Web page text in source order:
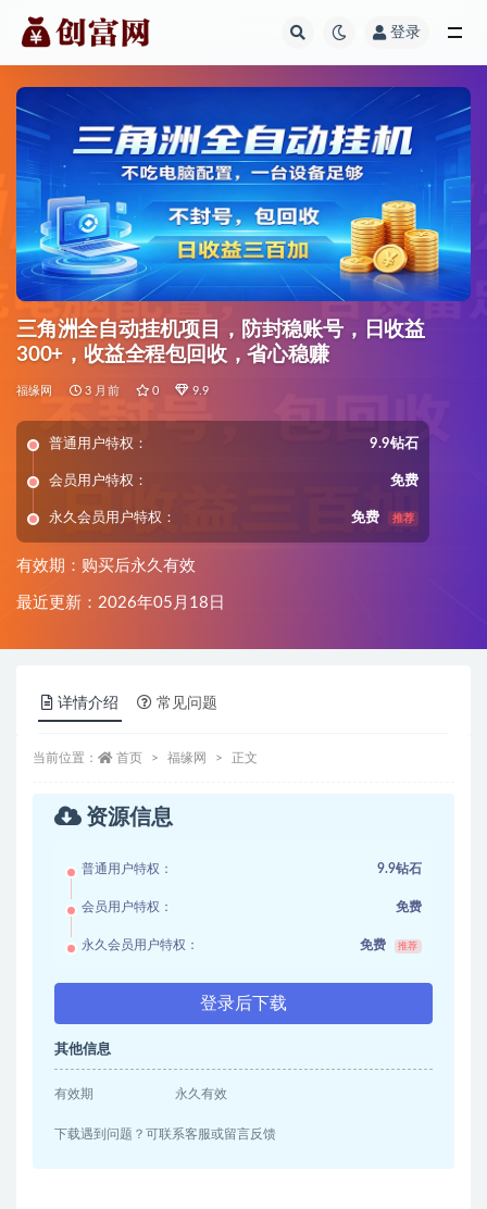
登录
三角洲全自动挂机项目，防封稳账号，日收益
300+，收益全程包回收，省心稳赚
福缘网 3 月前 0 9.9
普通用户特权： 9.9钻石
会员用户特权： 免费
永久会员用户特权： 免费 推荐
有效期：购买后永久有效
最近更新：2026年05月18日
详情介绍 常见问题
当前位置： 首页 福缘网 正文
资源信息
普通用户特权： 9.9钻石
会员用户特权： 免费
永久会员用户特权： 免费 推荐
登录后下载
其他信息
有效期 永久有效
下载遇到问题？可联系客服或留言反馈